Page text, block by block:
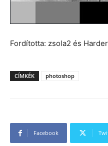
Fordította: zsola2 és Harder
CÍMKÉK photoshop
Facebook